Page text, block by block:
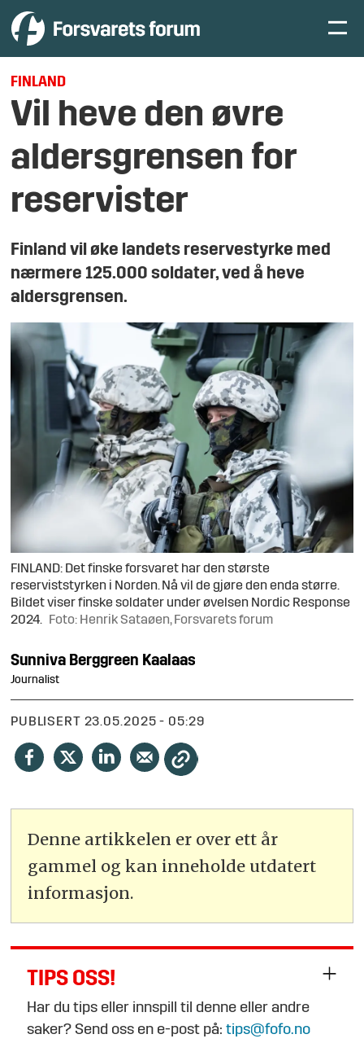
FINLAND
Vil heve den øvre
aldersgrensen for
reservister
Finland vil øke landets reservestyrke med
nærmere 125.000 soldater, ved å heve
aldersgrensen.
FINLAND: Det finske forsvaret har den største
reserviststyrken i Norden. Nå vil de gjøre den enda større.
Bildet viser finske soldater under øvelsen Nordic Response
2024.
Foto: Henrik Sataøen, Forsvarets forum
Sunniva Berggreen Kaalaas
Journalist
PUBLISERT 23.05.2025 - 05:29
Denne artikkelen er over ett år
gammel og kan inneholde utdatert
informasjon.
TIPS OSS!
Har du tips eller innspill til denne eller andre
saker? Send oss en e-post på:tips@fofo.no